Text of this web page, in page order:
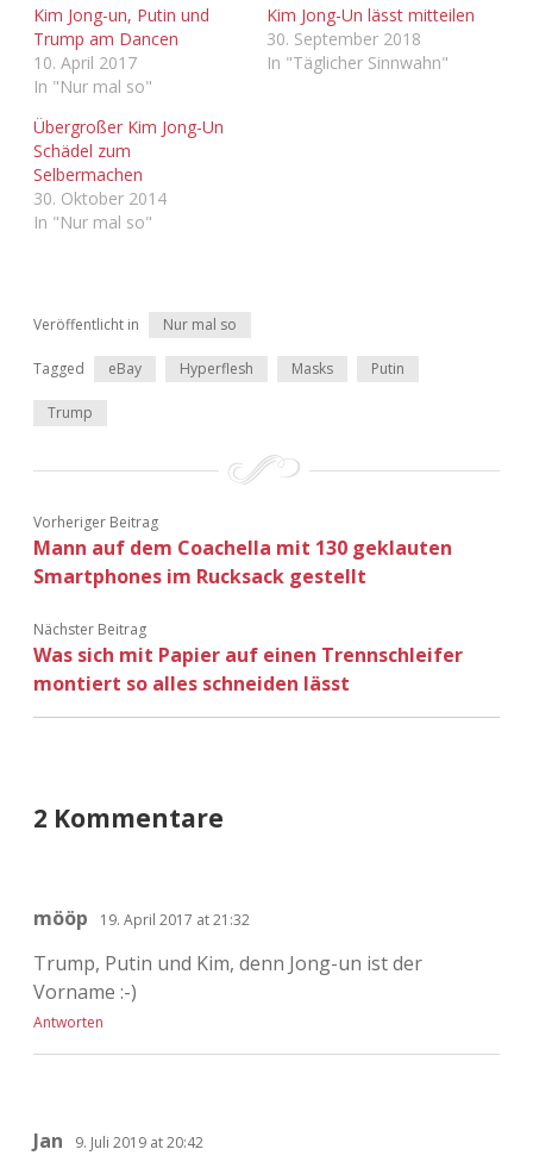
Adventskalender 2020
Adventskalender 2021
Adventskalender 2022
Kim Jong-un, Putin und
Trump am Dancen
10. April 2017
In "Nur mal so"
Kim Jong-Un lässt mitteilen
30. September 2018
In "Täglicher Sinnwahn"
Übergroßer Kim Jong-Un
Schädel zum
Selbermachen
30. Oktober 2014
In "Nur mal so"
Veröffentlicht in Nur mal so
Tagged eBay Hyperflesh Masks Putin
Trump
Vorheriger Beitrag
Mann auf dem Coachella mit 130 geklauten
Smartphones im Rucksack gestellt
Nächster Beitrag
Was sich mit Papier auf einen Trennschleifer
montiert so alles schneiden lässt
2 Kommentare
mööp 19. April 2017 at 21:32
Trump, Putin und Kim, denn Jong-un ist der
Vorname :-)
Antworten
Jan 9. Juli 2019 at 20:42